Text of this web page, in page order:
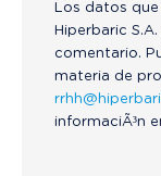
Los datos
Hiperbaric
comentario.
materia de
informaciÃ³n